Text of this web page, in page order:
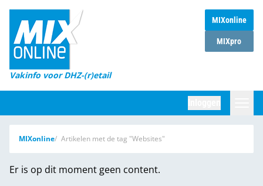
MIXonline
MIXpro
Vakinfo voor DHZ-(r)etail
Home
Magazines
DHZ Sessie
Marktcijfers
Word abonnee
MIXonline Artikelen met de tag "Websites"
Er is op dit moment geen content.